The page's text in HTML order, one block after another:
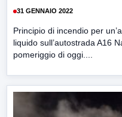
31 GENNAIO 2022
Principio di incendio per
liquido sull’autostrada A16
pomeriggio di oggi....